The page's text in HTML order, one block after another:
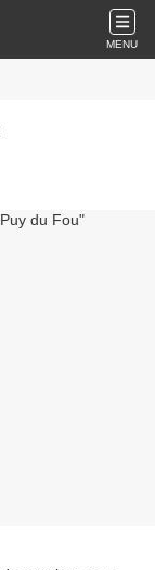
MENU